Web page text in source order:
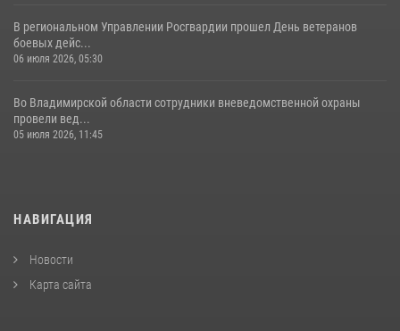
В региональном Управлении Росгвардии прошел День ветеранов
боевых дейс...
06 июля 2026, 05:30
Во Владимирской области сотрудники вневедомственной охраны
провели вед...
05 июля 2026, 11:45
НАВИГАЦИЯ
Новости
Карта сайта